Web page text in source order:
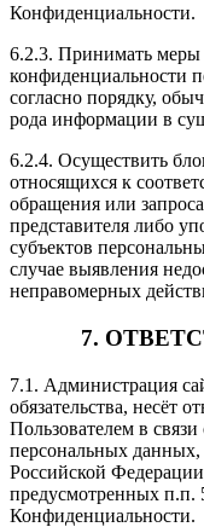
Конфиденциальности.
6.2.3. Принимать меры
конфиденциальности
согласно порядку,
рода информации в
6.2.4. Осуществить
относящихся к
обращения или
представителя либо
субъектов
случае выявления
неправомерных
7.
7.1. Администрация
обязательства, несёт
Пользователем в
персональных данных,
Российской
предусмотренных п.п.
Конфиденциальности.